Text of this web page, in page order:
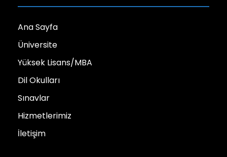
Ana Sayfa
Üniversite
Yüksek Lisans/MBA
Dil Okulları
Sınavlar
Hizmetlerimiz
İletişim